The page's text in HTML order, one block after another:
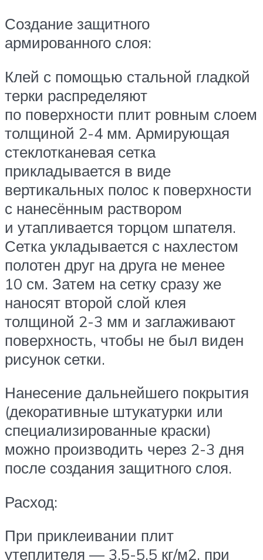
Создание защитного
армированного слоя:
Клей с помощью стальной гладкой
терки распределяют
по поверхности плит ровным слоем
толщиной 2-4 мм. Армирующая
стеклотканевая сетка
прикладывается в виде
вертикальных полос к поверхности
с нанесённым раствором
и утапливается торцом шпателя.
Сетка укладывается с нахлестом
полотен друг на друга не менее
10 см. Затем на сетку сразу же
наносят второй слой клея
толщиной 2-3 мм и заглаживают
поверхность, чтобы не был виден
рисунок сетки.
Нанесение дальнейшего покрытия
(декоративные штукатурки или
специализированные краски)
можно производить через 2-3 дня
после создания защитного слоя.
Расход:
При приклеивании плит
утеплителя — 3,5-5,5 кг/м2, при